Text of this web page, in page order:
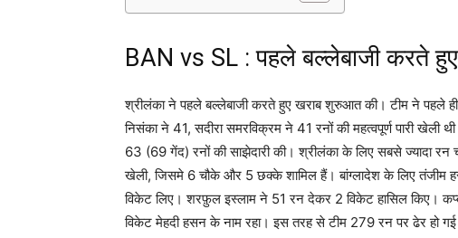
BAN vs SL : पहले बल्लेबाजी करते
श्रीलंका ने पहले बल्लेबाजी करते हुए खराब शुरुआत की। टीम ने पहले
निसंका ने 41, सदीरा समरविक्रम ने 41 रनों की महत्वपूर्ण पारी
63 (69 गेंद) रनों की साझेदारी की। श्रीलंका के लिए सबसे ज्यादा
खेली, जिसमे 6 चौके और 5 छक्के शामिल हैं। बांग्लादेश के लिए तंजीम
विकेट लिए। शरफ़ुल इस्लाम ने 51 रन देकर 2 विकेट हासिल किए।
विकेट मेहदी हसन के नाम रहा। इस तरह से टीम 279 रन पर ढेर हो